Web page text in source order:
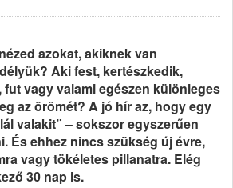
azokat, akiknek van
Aki fest, kertészkedik,
vagy valami egészen különleges
az örömét? A jó hír az, hogy egy
valakit” – sokszor egyszerűen
És ehhez nincs szükség új évre,
vagy tökéletes pillanatra. Elég
30 nap is.